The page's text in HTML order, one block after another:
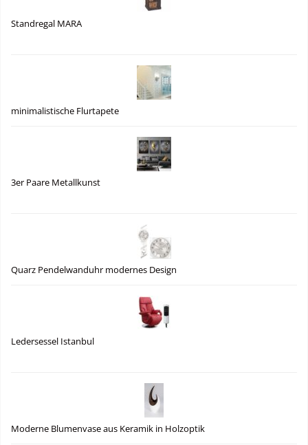
Standregal MARA
minimalistische Flurtapete
3er Paare Metallkunst
Quarz Pendelwanduhr modernes Design
Ledersessel Istanbul
Moderne Blumenvase aus Keramik in Holzoptik